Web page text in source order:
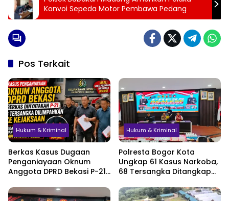
Konvoi Sepeda Motor Pembawa Pedang
Pos Terkait
Hukum & Kriminal
Berkas Kasus Dugaan
Penganiayaan Oknum
Anggota DPRD Bekasi P-21,
Jadi Sorotan
Hukum & Kriminal
Polresta Bogor Kota
Ungkap 61 Kasus Narkoba,
68 Tersangka Ditangkap